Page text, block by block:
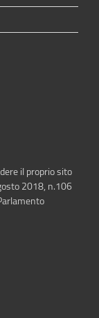
il proprio sito
2018, n.106